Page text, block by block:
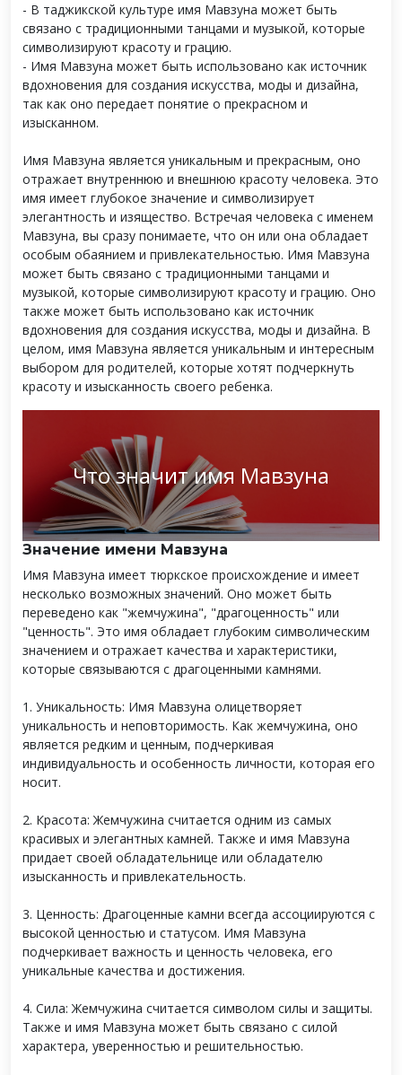
- В таджикской культуре имя Мавзуна может быть
связано с традиционными танцами и музыкой, которые
символизируют красоту и грацию.
- Имя Мавзуна может быть использовано как источник
вдохновения для создания искусства, моды и дизайна,
так как оно передает понятие о прекрасном и
изысканном.
Имя Мавзуна является уникальным и прекрасным, оно
отражает внутреннюю и внешнюю красоту человека. Это
имя имеет глубокое значение и символизирует
элегантность и изящество. Встречая человека с именем
Мавзуна, вы сразу понимаете, что он или она обладает
особым обаянием и привлекательностью. Имя Мавзуна
может быть связано с традиционными танцами и
музыкой, которые символизируют красоту и грацию. Оно
также может быть использовано как источник
вдохновения для создания искусства, моды и дизайна. В
целом, имя Мавзуна является уникальным и интересным
выбором для родителей, которые хотят подчеркнуть
красоту и изысканность своего ребенка.
Что значит имя Мавзуна
Значение имени Мавзуна
Имя Мавзуна имеет тюркское происхождение и имеет
несколько возможных значений. Оно может быть
переведено как "жемчужина", "драгоценность" или
"ценность". Это имя обладает глубоким символическим
значением и отражает качества и характеристики,
которые связываются с драгоценными камнями.
1. Уникальность: Имя Мавзуна олицетворяет
уникальность и неповторимость. Как жемчужина, оно
является редким и ценным, подчеркивая
индивидуальность и особенность личности, которая его
носит.
2. Красота: Жемчужина считается одним из самых
красивых и элегантных камней. Также и имя Мавзуна
придает своей обладательнице или обладателю
изысканность и привлекательность.
3. Ценность: Драгоценные камни всегда ассоциируются с
высокой ценностью и статусом. Имя Мавзуна
подчеркивает важность и ценность человека, его
уникальные качества и достижения.
4. Сила: Жемчужина считается символом силы и защиты.
Также и имя Мавзуна может быть связано с силой
характера, уверенностью и решительностью.